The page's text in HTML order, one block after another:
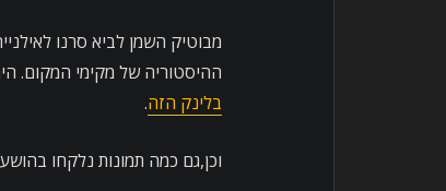
מבוטיק השמן לביא סרנו
ההיסטוריה של מקימי המקום.
בלינק הזה.
וכן,גם כמה תמונות נלקחו